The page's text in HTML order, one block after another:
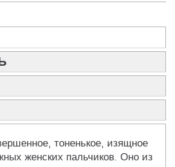
тоненькое, изящное
женских пальчиков. Оно из